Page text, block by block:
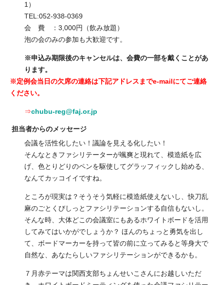
1）
TEL:052-938-0369
会 費 ：3,000円（飲み放題）
泡の会のみの参加も大歓迎です。
※申込み期限後のキャンセルは、会費の一部を戴くことがあ
ります。
※定例会当日の欠席の連絡は下記アドレスまでe-mailにてご連絡
ください。
⇒chubu-reg@faj.or.jp
担当者からのメッセージ
会議を活性化したい！議論を見える化したい！
そんなときファシリテーターが颯爽と現れて、模造紙を広
げ、色とりどりのペンを駆使してグラッフィックし始める、
なんてカッコイイですね。
ところが現実は？そうそう気軽に模造紙使えないし、快刀乱
麻のごとくびしっとファシリテーションする自信もないし。
そんな時、大体どこの会議室にもあるホワイトボードを活用
してみてはいかがでしょうか？ ほんのちょっと勇気を出し
て、ボードマーカーを持って皆の前に立ってみると等身大で
自然な、あなたらしいファシリテーションができるかも。
７月赤テーマは関西支部ちょんせいこさんにお越しいただ